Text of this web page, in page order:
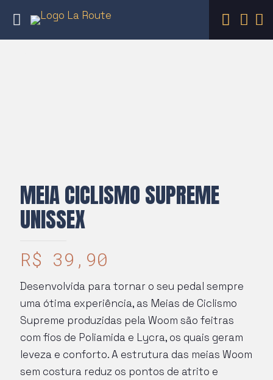
MEIA CICLISMO SUPREME
UNISSEX
R$ 39,90
Desenvolvida para tornar o seu pedal sempre
uma ótima experiência, as Meias de Ciclismo
Supreme produzidas pela Woom são feitras
com fios de Poliamida e Lycra, os quais geram
leveza e conforto. A estrutura das meias Woom
sem costura reduz os pontos de atrito e